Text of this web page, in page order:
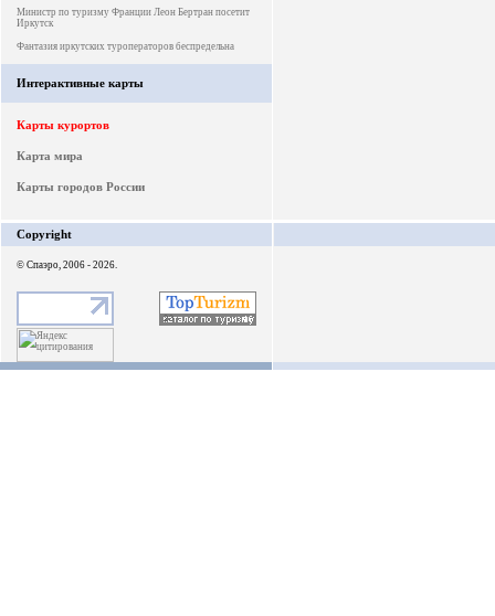
Министр по туризму Франции Леон Бертран посетит
Иркутск
Фантазия иркутских туроператоров беспредельна
Интерактивные карты
Карты курортов
Карта мира
Карты городов России
Copyright
© Спаэро, 2006 - 2026.